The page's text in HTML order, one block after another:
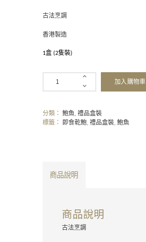
古法烹調
香港製造
1盒 (2隻裝)
加入購物車
分類： 鮑魚, 禮品盒裝
標籤： 即食乾鮑, 禮品盒裝, 鮑魚
商品說明
商品說明
古法烹調